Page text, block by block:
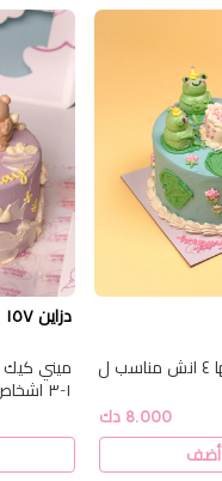
ميني كيك حجمها ٤ انش مناسب ل
8.000 دك
أضف
دزاين ١٥٧
١-٣ اشخاص